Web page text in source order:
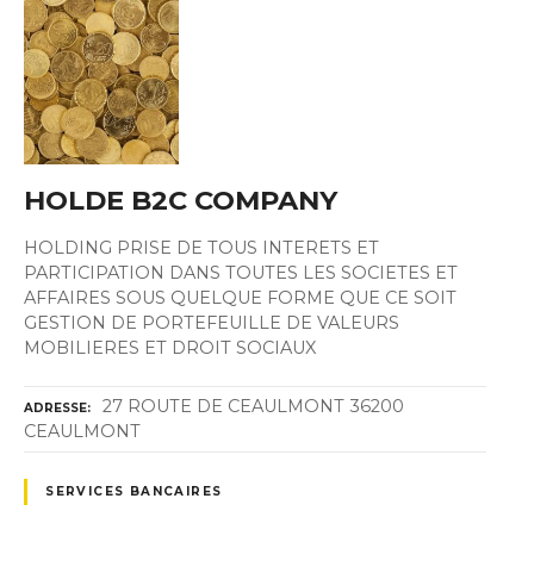
HOLDE B2C COMPANY
HOLDING PRISE DE TOUS INTERETS ET
PARTICIPATION DANS TOUTES LES SOCIETES ET
AFFAIRES SOUS QUELQUE FORME QUE CE SOIT
GESTION DE PORTEFEUILLE DE VALEURS
MOBILIERES ET DROIT SOCIAUX
ADRESSE
27 ROUTE DE CEAULMONT 36200
CEAULMONT
SERVICES BANCAIRES